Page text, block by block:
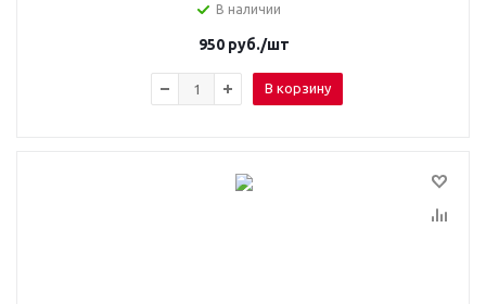
В наличии
950руб./шт
В корзину